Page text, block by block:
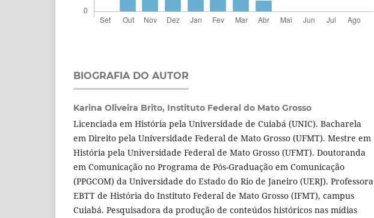
BIOGRAFIA DO AUTOR
Karina Oliveira Brito, Instituto Federal do Mato Grosso
Licenciada em História pela Universidade de Cuiabá (UNIC). Bacharela
em Direito pela Universidade Federal de Mato Grosso (UFMT). Mestre em
História pela Universidade Federal de Mato Grosso (UFMT). Doutoranda
em Comunicação no Programa de Pós-Graduação em Comunicação
(PPGCOM) da Universidade do Estado do Rio de Janeiro (UERJ). Professora
EBTT de História do Instituto Federal de Mato Grosso (IFMT), campus
Cuiabá. Pesquisadora da produção de conteúdos históricos nas mídias